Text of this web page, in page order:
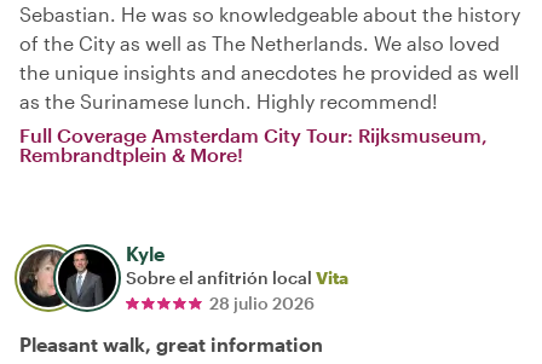
Sebastian. He was so knowledgeable about the history
of the City as well as The Netherlands. We also loved
the unique insights and anecdotes he provided as well
as the Surinamese lunch. Highly recommend!
Full Coverage Amsterdam City Tour: Rijksmuseum,
Rembrandtplein & More!
Kyle
Sobre el anfitrión local Vita
28 julio 2026
Pleasant walk, great information